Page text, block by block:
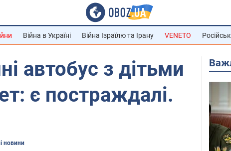
Війна в Україні Війна Ізраїлю та Ірану VENETO
автобус з дітьми
є постраждалі.
новини